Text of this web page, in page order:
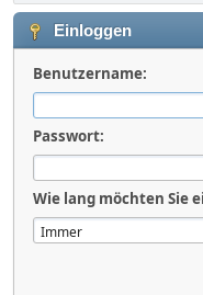
Einloggen
Benutzername:
Passwort:
Wie lang möchten Sie